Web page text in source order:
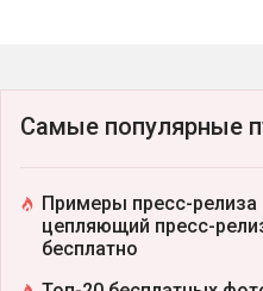
Самые популярные
Примеры пресс-релиза
цепляющий пресс-
бесплатно